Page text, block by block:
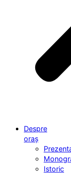
Despre
oraș
Istoric